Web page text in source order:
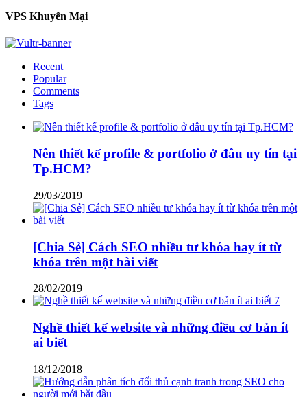
VPS Khuyến Mại
Recent
Popular
Comments
Tags
Nên thiết kế profile & portfolio ở đâu uy tín tại
Tp.HCM?
29/03/2019
[Chia Sẻ] Cách SEO nhiều tư khóa hay ít từ
khóa trên một bài viết
28/02/2019
Nghề thiết kế website và những điều cơ bản ít
ai biết
18/12/2018